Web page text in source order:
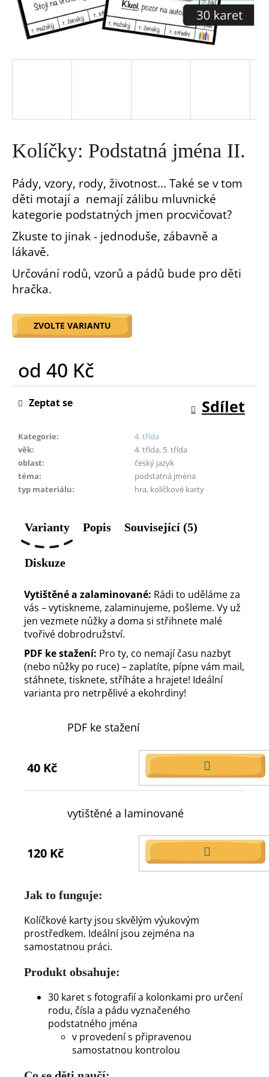
Kolíčky: Podstatná jména II.
Pády, vzory, rody, životnost... Také se v tom
děti motají a nemají zálibu mluvnické
kategorie podstatných jmen procvičovat?
Zkuste to jinak - jednoduše, zábavně a
lákavě.
Určování rodů, vzorů a pádů bude pro děti
hračka.
ZVOLTE VARIANTU
od 40 Kč
Měrná
cena:
Kategorie:
4. třída
věk:
4. třída, 5. třída
oblast:
český jazyk
téma:
podstatná jména
typ materiálu: hra, kolíčkové karty
Zeptat se Sdílet
Varianty Popis Související (5)
Diskuze
Vytištěné a zalaminované: Rádi to uděláme za
vás – vytiskneme, zalaminujeme, pošleme. Vy už
jen vezmete nůžky a doma si střihnete malé
tvořivé dobrodružství.
PDF ke stažení: Pro ty, co nemají času nazbyt
(nebo nůžky po ruce) – zaplatíte, pípne vám mail,
stáhnete, tisknete, stříháte a hrajete! Ideální
varianta pro netrpělivé a ekohrdiny!
PDF ke stažení
40 Kč
DO
KOŠÍKU
vytištěné a laminované
120 Kč
DO
KOŠÍKU
Jak to funguje:
Kolíčkové karty jsou skvělým výukovým
prostředkem. Ideální jsou zejména na
samostatnou práci.
Produkt obsahuje:
30 karet s fotografií a kolonkami pro určení
rodu, čísla a pádu vyznačeného
podstatného jména
v provedení s připravenou
samostatnou kontrolou
t
HLEDAT
D
o
o
r
č
u
m
e